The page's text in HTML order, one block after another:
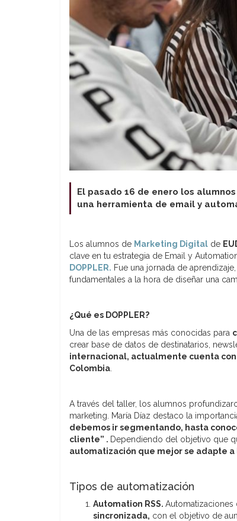
El pasado 16 de enero los
una herramienta de email y
Los alumnos de Marketing Digital de
clave en tu estrategia de Email y
DOPPLER. Fue una jornada de
fundamentales a la hora de diseñar una
¿Qué es DOPPLER?
Una de las empresas más conocidas para
crear base de datos de destinatarios,
internacional, actualmente cuenta con
Colombia
A través del taller, los alumnos
marketing. María Díaz destaco la
debemos ir segmentando, hasta
cliente” . Dependiendo del objetivo que
automatización que mejor se adapte
Tipos de automatización
Automation RSS. Automatizaciones
sincronizada, con el objetivo de